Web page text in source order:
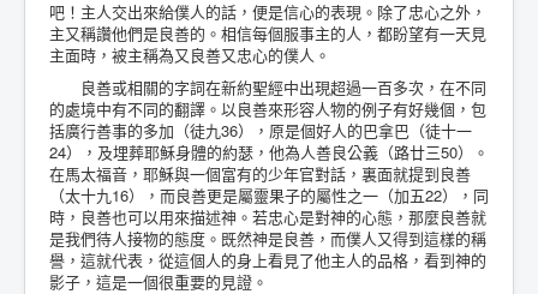
吧！主人交出來給僕人的話，便是信心的表現。除了忠心之外，
主又稱讚他們是良善的。相信每個服事主的人，都盼望有一天見
主面時，被主稱為又良善又忠心的僕人。
良善或相關的字詞在新約聖經中出現超過一百多次，在不同
的處境中有不同的翻譯。以良善來形容人物的例子有好幾個，包
括廣行善事的多加（徒九36），原是個好人的巴拿巴（徒十一
24），及埋葬耶穌身體的約瑟，他為人善良公義（路廿三50）。
在馬太福音，耶穌與一個富有的少年官對話，裏面就提到良善
（太十九16），而良善更是屬靈果子的屬性之一（加五22），同
時，良善也可以用來描述神。若忠心是對神的心態，那麼良善就
是我們待人接物的態度。既然神是良善，而僕人又得到這樣的稱
譽，這就代表，從這個人的身上看見了他主人的品格，看到神的
影子，這是一個很重要的見證。